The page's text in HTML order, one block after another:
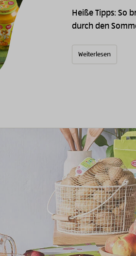
Heiße Tipps: So
durch den
Weiterlesen